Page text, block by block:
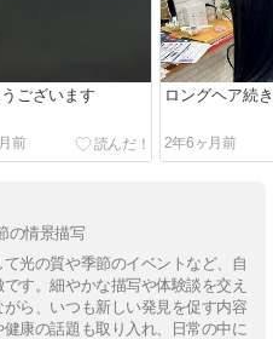
ございます
前
ロングヘア続
2年6ヶ月前
の情景描写
光の質や季節のイベントなど、自
す。細やかな描写や体験談を交え
ら、いつも新しい発見を促す内容
康の話題も取り入れ、日常の中に